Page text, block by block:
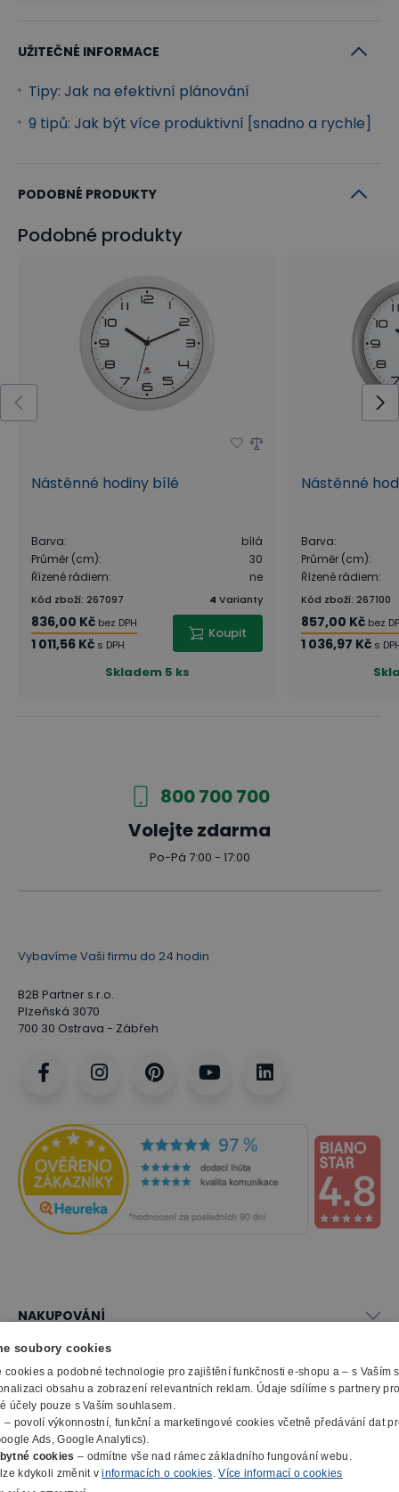
UŽITEČNÉ INFORMACE
Tipy: Jak na efektivní plánování
9 tipů: Jak být více produktivní [snadno a rychle]
PODOBNÉ PRODUKTY
Podobné produkty
Nástěnné hodiny bílé
Barva:
bílá
Průměr (cm):
30
Řízené rádiem: ne
Kód zboží: 267097 4 Varianty
836,00 Kč bez DPH
1 011,56 Kč s DPH
Koupit
Skladem 5 ks
Nástěnné
Barva:
Průměr (cm):
Řízené rádiem:
Kód zboží: 267100
857,00 Kč bez
1 036,97 Kč s
800 700 700
Volejte zdarma
Po-Pá 7:00 - 17:00
Vybavíme Vaši firmu do 24 hodin
B2B Partner s.r.o.
Plzeňská 3070
700 30 Ostrava - Zábřeh
NAKUPOVÁNÍ
Vše o nákupu
Obchodní podmínky
Doprava a montáž
Možnosti platby
Záruka, servis, reklamace
Ochrana osobních údajů
Informace o cookies
SLUŽBY
Naše katalogy
Reklamační formulář
Výroba kancelářského nábytku
Zpracování elektroodpadu
E-Procurement
O FIRMĚ
O nás
Kontakty
Členství v organizacích
© 2010 - 2026 B2B Partner s.r.o. - Všechna práva vyhrazena.
soubory cookies
cookies a podobné technologie pro zajištění funkčnosti e-shopu a – s Vaším
obsahu a zobrazení relevantních reklam. Údaje sdílíme s partnery
účely pouze s Vaším souhlasem.
– povolí výkonnostní, funkční a marketingové cookies včetně předávání dat
Ads, Google Analytics).
cookies – odmítne vše nad rámec základního fungování webu.
kdykoli změnit vinformacích o cookies. Více informací o cookies